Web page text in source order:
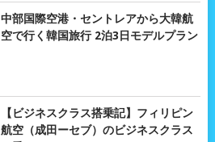
中部国際空港・セントレアから大韓航
空で行く韓国旅行 2泊3日モデルプラン
【ビジネスクラス搭乗記】フィリピン
航空（成田ーセブ）のビジネスクラス